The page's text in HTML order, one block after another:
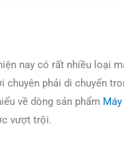
nay có rất nhiều loại
chuyên phải di chuyển
về dòng sản phẩm
vượt trội.